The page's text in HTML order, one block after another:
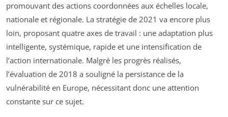
promouvant des actions coordonnées aux échelles locale,
nationale et régionale. La stratégie de 2021 va encore plus
loin, proposant quatre axes de travail : une adaptation plus
intelligente, systémique, rapide et une intensification de
l’action internationale. Malgré les progrès réalisés,
l’évaluation de 2018 a souligné la persistance de la
vulnérabilité en Europe, nécessitant donc une attention
constante sur ce sujet.